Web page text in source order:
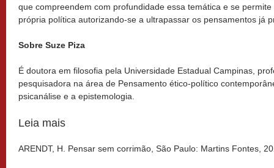
que compreendem com profundidade essa temática e se
própria política autorizando-se a ultrapassar os pensamentos já
Sobre Suze Piza
É doutora em filosofia pela Universidade Estadual Campinas,
pesquisadora na área de Pensamento ético-político
psicanálise e a epistemologia.
Leia mais
ARENDT, H. Pensar sem corrimão, São Paulo: Martins Fontes,